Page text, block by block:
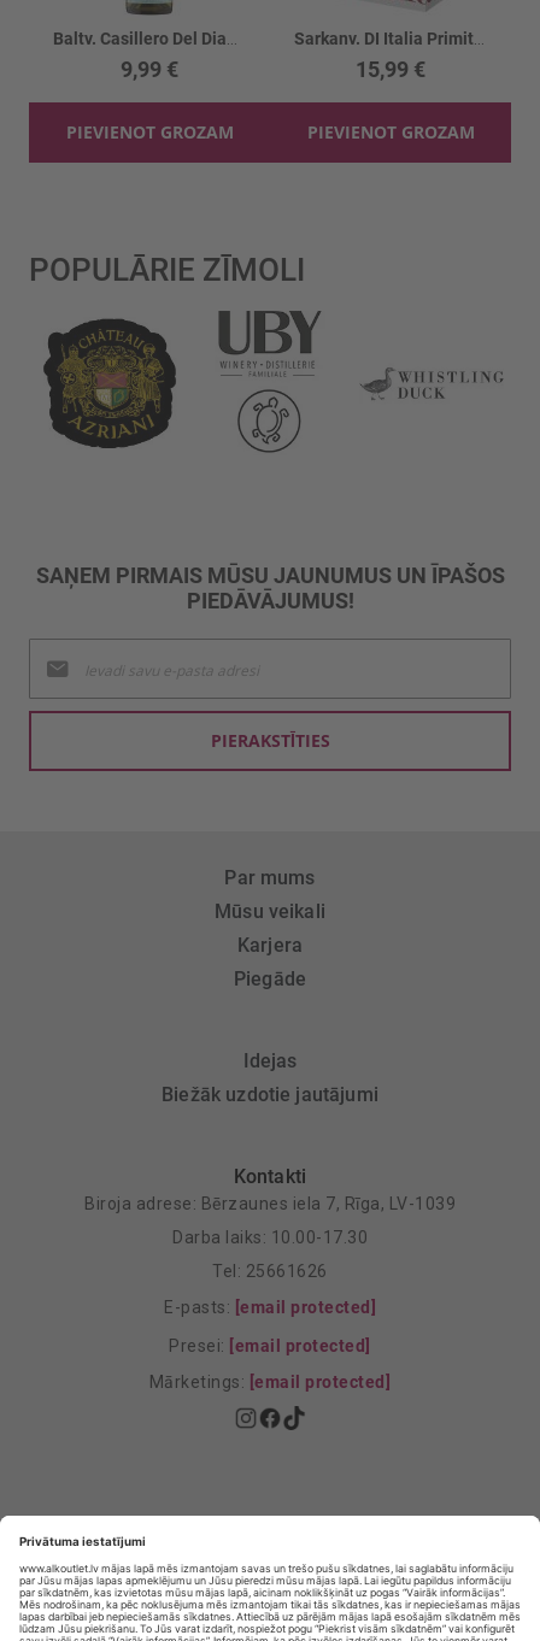
9,99 €
PIEVIENOT GROZAM
15,99 €
PIEVIENOT GROZAM
POPULĀRIE ZĪMOLI
SAŅEM PIRMAIS MŪSU JAUNUMUS UN ĪPAŠOS
PIEDĀVĀJUMUS!
jaunumu
saņemšanai:
PIERAKSTĪTIES
Par mums
Mūsu veikali
Karjera
Piegāde
Idejas
Biežāk uzdotie jautājumi
Kontakti
Biroja adrese: Bērzaunes iela 7, Rīga, LV-1039
Darba laiks: 10.00-17.30
Tel: 25661626
E-pasts: [email protected]
Presei: [email protected]
Mārketings: [email protected]
Privātuma Iestatījumi
E-veikala lietošanas noteikumi